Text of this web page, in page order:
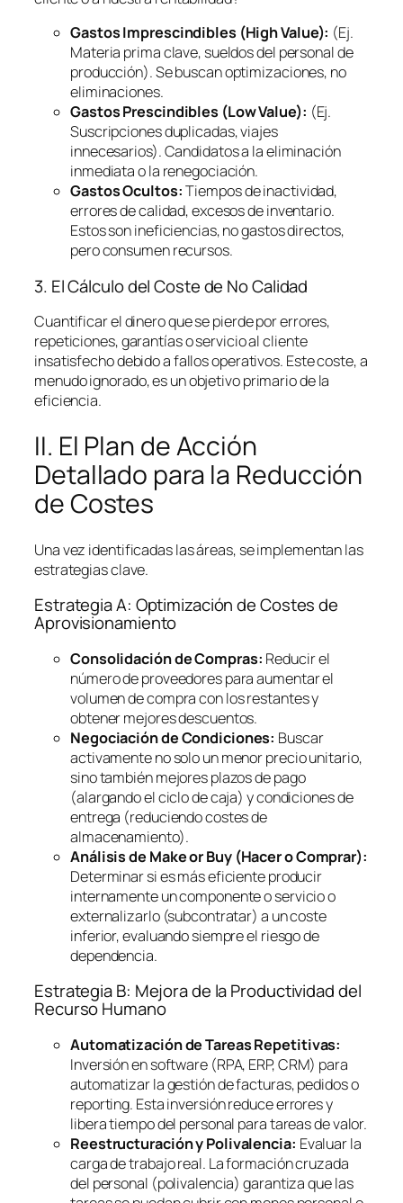
Gastos Imprescindibles (High Value): (Ej.
Materia prima clave, sueldos del personal de
producción). Se buscan optimizaciones, no
eliminaciones.
Gastos Prescindibles (Low Value): (Ej.
Suscripciones duplicadas, viajes
innecesarios). Candidatos a la eliminación
inmediata o la renegociación.
Gastos Ocultos:Tiempos de inactividad,
errores de calidad, excesos de inventario.
Estos son ineficiencias, no gastos directos,
pero consumen recursos.
3. El Cálculo del Coste de No Calidad
Cuantificar el dinero que se pierde por errores,
repeticiones, garantías o servicio al cliente
insatisfecho debido a fallos operativos. Este coste, a
menudo ignorado, es un objetivo primario de la
eficiencia.
II. El Plan de Acción
Detallado para la Reducción
de Costes
Una vez identificadas las áreas, se implementan las
estrategias clave.
Estrategia A: Optimización de Costes de
Aprovisionamiento
Consolidación de Compras: Reducir el
número de proveedores para aumentar el
volumen de compra con los restantes y
obtener mejores descuentos.
Negociación de Condiciones: Buscar
activamente no solo un menor precio unitario,
sino también mejores plazos de pago
(alargando el ciclo de caja) y condiciones de
entrega (reduciendo costes de
almacenamiento).
Análisis de Make or Buy(Hacer o Comprar):
Determinar si es más eficiente producir
internamente un componente o servicio o
externalizarlo (subcontratar) a un coste
inferior, evaluando siempre el riesgo de
dependencia.
Estrategia B: Mejora de la Productividad del
Recurso Humano
Automatización de Tareas Repetitivas:
Inversión ensoftware(RPA, ERP, CRM) para
automatizar la gestión de facturas, pedidos o
reporting. Esta inversión reduce errores y
libera tiempo del personal para tareas de valor.
Reestructuración y Polivalencia: Evaluar la
carga de trabajo real. La formación cruzada
del personal (polivalencia) garantiza que las